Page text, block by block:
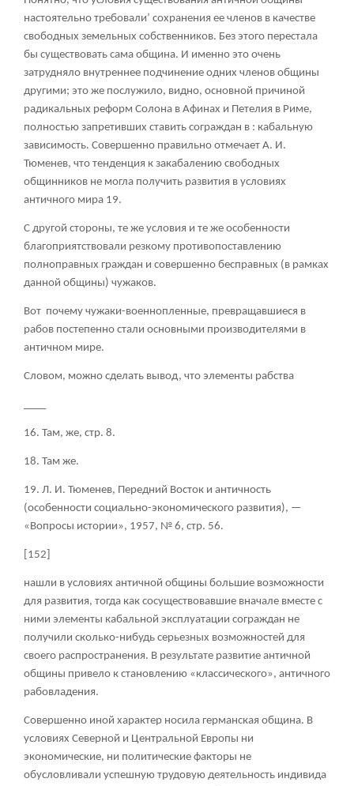
настоятельно требовали’ сохранения ее членов в качестве
свободных земельных собственников. Без этого перестала
бы существовать сама община. И именно это очень
затрудняло внутреннее подчинение одних членов общины
другими; это же послужило, видно, основной причиной
радикальных реформ Солона в Афинах и Петелия в Риме,
полностью запретивших ставить сограждан в : кабальную
зависимость. Совершенно правильно отмечает А. И.
Тюменев, что тенденция к закабалению свободных
общинников не могла получить развития в условиях
античного мира 19.
С другой стороны, те же условия и те же особенности
благоприятствовали резкому противопоставлению
полноправных граждан и совершенно бесправных (в рамках
данной общины) чужаков.
Вот почему чужаки-военнопленные, превращавшиеся в
рабов постепенно стали основными производителями в
античном мире.
Словом, можно сделать вывод, что элементы рабства
16. Там, же, стр. 8.
18. Там же.
19. Л. И. Тюменев, Передний Восток и античность
(особенности социально-экономического развития), —
«Вопросы истории», 1957, № 6, стр. 56.
[152]
нашли в условиях античной общины большие возможности
для развития, тогда как сосуществовавшие вначале вместе с
ними элементы кабальной эксплуатации сограждан не
получили сколько-нибудь серьезных возможностей для
своего распространения. В результате развитие античной
общины привело к становлению «классического», античного
рабовладения.
Совершенно иной характер носила германская община. В
условиях Северной и Центральной Европы ни
экономические, ни политические факторы не
обусловливали успешную трудовую деятельность индивида